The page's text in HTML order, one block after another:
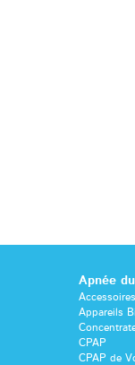
Apnée
Appareils
CPAP
CPAP de